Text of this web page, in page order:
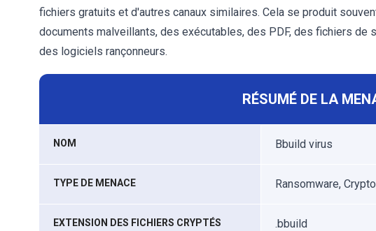
fichiers gratuits et d'autres canaux similaires. Cela se produit
documents malveillants, des exécutables, des PDF, des fichiers de
des logiciels rançonneurs.
RÉSUMÉ DE LA
NOM Bbuild virus
TYPE DE MENACE Ransomware,
EXTENSION DES FICHIERS CRYPTÉS .bbuild